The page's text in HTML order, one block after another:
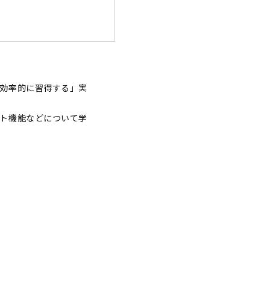
率的に習得する」実
機能などについて学